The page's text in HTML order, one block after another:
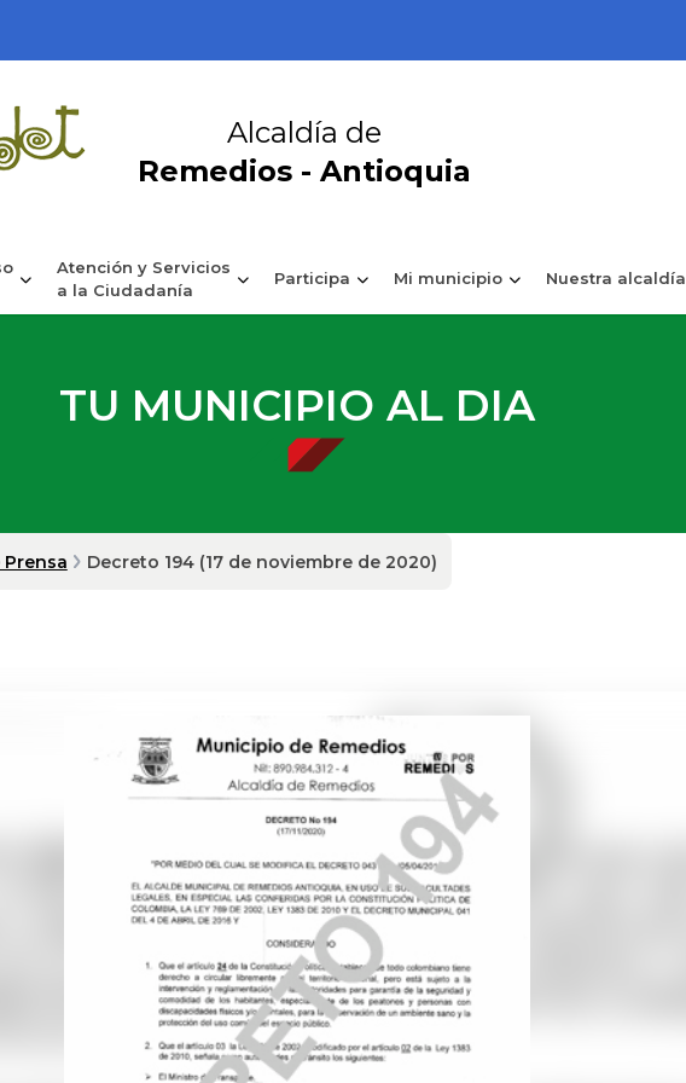
Alcaldía de
Remedios - Antioquia
Atención y Servicios
a la Ciudadanía
Participa Mi municipio Nuestra alcaldía
TU MUNICIPIO AL DIA
Prensa Decreto 194 (17 de noviembre de 2020)